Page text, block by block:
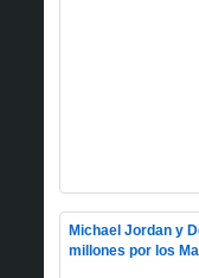
Michael Jordan y
millones por los